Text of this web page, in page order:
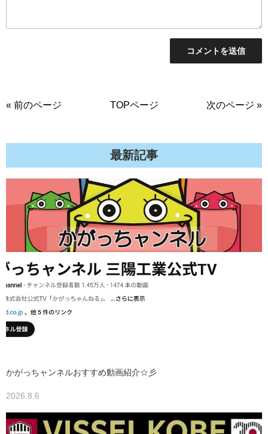
« 前のページ TOPページ 次のページ »
最新記事
かがっちャンネルおすすめ動画紹介☆彡
2026.8.6